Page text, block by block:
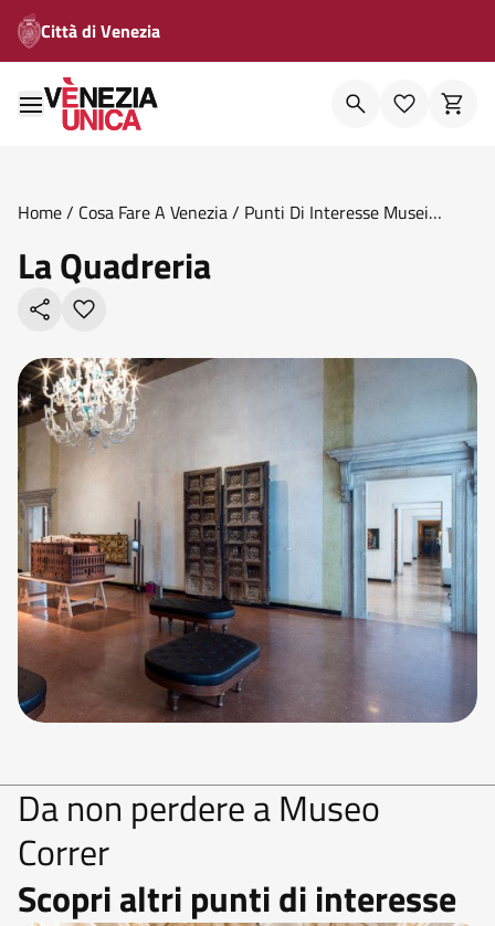
Città di Venezia
Home/ Cosa Fare A Venezia/ Punti Di Interesse Musei
La Quadreria
Da non perdere a Museo
Correr
Scopri altri punti di interesse